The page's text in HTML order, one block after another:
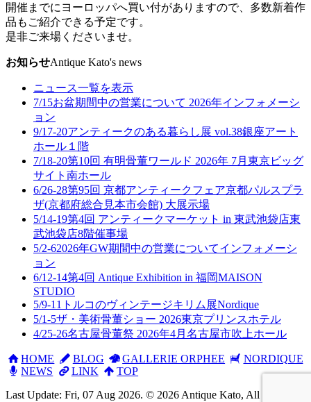
開催までにヨーロッパへ買い付がありますので、多数新着作
品もご紹介できる予定です。
是非ご来場くださいませ。
お知らせAntique Kato's news
ニュース一覧を表示
7/15お盆期間中の営業について 2026年インフォメーシ
ョン
9/17-20アンティークのある暮らし展 vol.38銀座アート
ホール１階
7/18-20第10回 有明骨董ワールド 2026年 7月 東京ビッグ
サイト南ホール
6/26-28第95回 京都アンティークフェア京都パルスプラ
ザ(京都府総合見本市会館) 大展示場
5/14-19第4回 アンティークマーケット in 東武池袋店東
武池袋店8階催事場
5/2-62026年GW期間中の営業についてインフォメーシ
ョン
6/12-14第4回 Antique Exhibition in 福岡MAISON
STUDIO
5/9-11 トルコのヴィンテージキリム展Nordique
5/1-5ザ・美術骨董ショー 2026東京プリンスホテル
4/25-26名古屋骨董祭 2026年4月 名古屋市吹上ホール
HOME BLOG GALLERIE ORPHEE
NORDIQUE
NEWS
LINK
TOP
Last Update: Fri, 07 Aug 2026. © 2026 Antique Kato, All rights